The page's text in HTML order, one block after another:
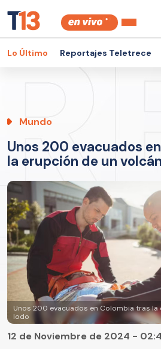
Lo Último Reportajes Teletrece
Mundo
Unos 200 evacuados
la erupción de un
Unos 200 evacuados en Colombia tras la
lodo
12 de Noviembre de 2024 -